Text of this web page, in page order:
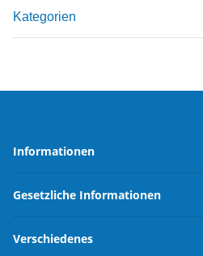
Kategorien
Informationen
Gesetzliche Informationen
Verschiedenes